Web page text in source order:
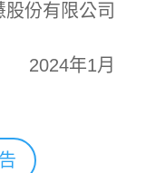
份有限公司
2024年1月